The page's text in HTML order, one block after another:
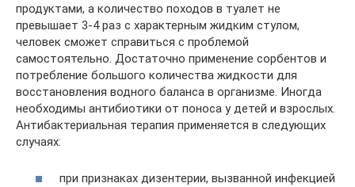
продуктами, а количество походов в туалет не
превышает 3-4 раз с характерным жидким стулом,
человек сможет справиться с проблемой
самостоятельно. Достаточно применение сорбентов и
потребление большого количества жидкости для
восстановления водного баланса в организме. Иногда
необходимы антибиотики от поноса у детей и взрослых.
Антибактериальная терапия применяется в следующих
случаях:
при признаках дизентерии, вызванной инфекцией